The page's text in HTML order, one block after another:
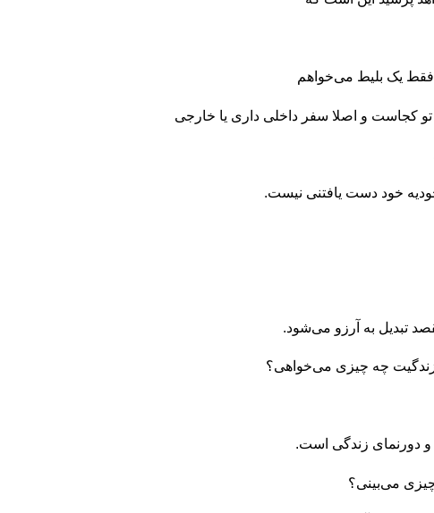
فقط یک بلیط می‌خواهم
تو کجاست و اصلا سفر داخلی داری یا خارجی
خود دست یافتنی نیست.
تبدیل به آرزو می‌شود.
زندگیت چه چیزی می‌خواهی؟
دورنمای زندگی است.
می‌بینی؟